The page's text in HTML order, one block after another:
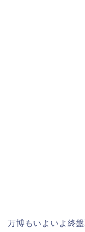
万博もいよいよ終盤